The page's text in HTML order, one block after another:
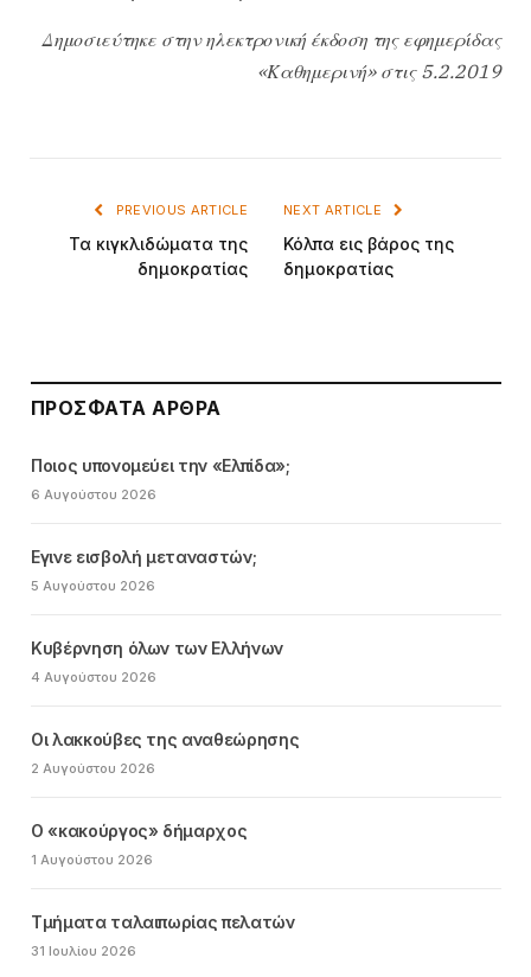
Δημοσιεύτηκε στην ηλεκτρονική έκδοση της εφημερίδας
«Καθημερινή» στις 5.2.2019
PREVIOUS ARTICLE
Τα κιγκλιδώματα της
δημοκρατίας
NEXT ARTICLE
Κόλπα εις βάρος της
δημοκρατίας
ΠΡΌΣΦΑΤΑ ΆΡΘΡΑ
Ποιος υπονομεύει την «Ελπίδα»;
6 Αυγούστου 2026
Εγινε εισβολή μεταναστών;
5 Αυγούστου 2026
Κυβέρνηση όλων των Ελλήνων
4 Αυγούστου 2026
Οι λακκούβες της αναθεώρησης
2 Αυγούστου 2026
Ο «κακούργος» δήμαρχος
1 Αυγούστου 2026
Τμήματα ταλαιπωρίας πελατών
31 Ιουλίου 2026